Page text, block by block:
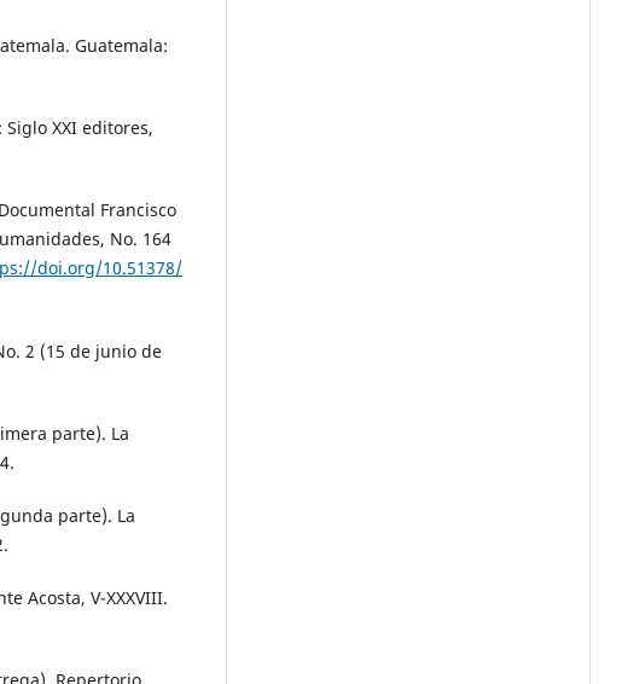
Guatemala:
XXI editores,
Francisco
No. 164
doi.org/10.51378/
2 (15 de junio de
parte). La
parte). La
Acosta, V-XXXVIII.
Repertorio